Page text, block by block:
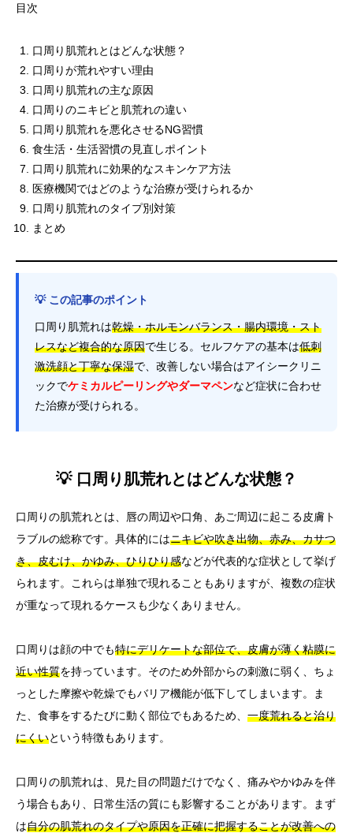
目次
口周り肌荒れとはどんな状態？
口周りが荒れやすい理由
口周り肌荒れの主な原因
口周りのニキビと肌荒れの違い
口周り肌荒れを悪化させるNG習慣
食生活・生活習慣の見直しポイント
口周り肌荒れに効果的なスキンケア方法
医療機関ではどのような治療が受けられるか
口周り肌荒れのタイプ別対策
まとめ
💡 この記事のポイント
口周り肌荒れは乾燥・ホルモンバランス・腸内環境・スト
レスなど複合的な原因で生じる。セルフケアの基本は低刺
激洗顔と丁寧な保湿で、改善しない場合はアイシークリニ
ックでケミカルピーリングやダーマペンなど症状に合わせ
た治療が受けられる。
💡 口周り肌荒れとはどんな状態？
口周りの肌荒れとは、唇の周辺や口角、あご周辺に起こる皮膚ト
ラブルの総称です。具体的にはニキビや吹き出物、赤み、カサつ
き、皮むけ、かゆみ、ひりひり感などが代表的な症状として挙げ
られます。これらは単独で現れることもありますが、複数の症状
が重なって現れるケースも少なくありません。
口周りは顔の中でも特にデリケートな部位で、皮膚が薄く粘膜に
近い性質を持っています。そのため外部からの刺激に弱く、ちょ
っとした摩擦や乾燥でもバリア機能が低下してしまいます。ま
た、食事をするたびに動く部位でもあるため、 一度荒れると治り
にくいという特徴もあります。
口周りの肌荒れは、見た目の問題だけでなく、痛みやかゆみを伴
う場合もあり、日常生活の質にも影響することがあります。まず
は自分の肌荒れのタイプや原因を正確に把握することが改善への